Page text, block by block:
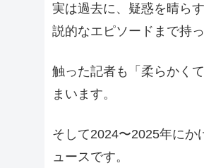
実は過去に、疑惑を晴ら
説的なエピソードまで持っ
触った記者も「柔らかく
まいます。
そして2024〜2025年にか
ュースです。